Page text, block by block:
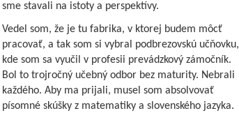
sme stavali na istoty a perspektívy.
Vedel som, že je tu fabrika, v ktorej budem môcť
pracovať, a tak som si vybral podbrezovskú učňovku,
kde som sa vyučil v profesii prevádzkový zámočník.
Bol to trojročný učebný odbor bez maturity. Nebrali
každého. Aby ma prijali, musel som absolvovať
písomné skúšky z matematiky a slovenského jazyka.